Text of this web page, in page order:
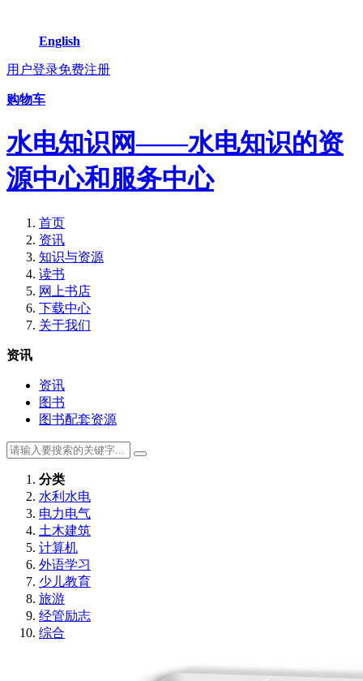
English
用户登录免费注册
购物车
水电知识网——水电知识的资
源中心和服务中心
首页
资讯
知识与资源
读书
网上书店
下载中心
关于我们
资讯
资讯
图书
图书配套资源
分类
水利水电
电力电气
土木建筑
计算机
外语学习
少儿教育
旅游
经管励志
综合